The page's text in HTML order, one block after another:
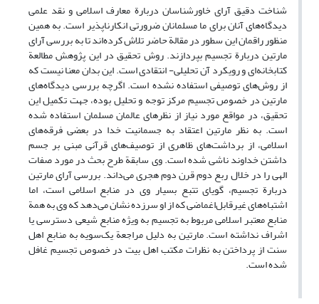
شناخت دقیق آرای خاورشناسان دربارة معارف اسلامی و نقد علمی
دیدگاه‌های آنان برای ما مسلمانان ضرورتی انکارناپذیر است. به همین
منظور راقمان این سطور در مقالة حاضر تلاش کرده‌اند تا به بررسی آرای
مارتین دربارة تجسیم بپردازند. روش تحقیق در این پژوهش مطالعة
کتابخانه‌ای و رویکرد آن تحلیلی- انتقادی است. این بدان معنا نیست که
از روش‌های توصیفی استفاده نشده است. اگرچه بررسی دیدگاه‌های
مارتین در خصوص تجسیم مرکز توجه و تحلیل بوده، جهت تکمیل این
تحقیق، در مواقع مورد نیاز از نظرهای عالمان مسلمان استفاده شده
است. به نظر مارتین اعتقاد به جسمانیت خدا در بعضی فرقه‌های
اسلامی، از برداشت‌های ظاهری از توصیف‌های قرآنی مبنی بر جسم
داشتن خداوند ناشی شده است. وی سابقة طرح بحث در مورد صفات
الهی را در خلال ربع دوم قرن دوم هجری می‌داند. بررسی آرای مارتین
دربارة تجسیم، گویای تتبع بسیار وی در منابع اسلامی است، اما
اشتباه‌های غیرقابل‌اغماضی که از او سرزده نشان می‌دهد که وی به همة
منابع معتبر اسلامی مربوط به تجسیم به ویژه منابع شیعی دسترسی یا
اشراف نداشته است. مارتین به دلیل مراجعة یک‌سویه به منابع اهل
سنت از پرداختن به نظرات مکتب اهل بیت در خصوص تجسیم غافل
شده است.